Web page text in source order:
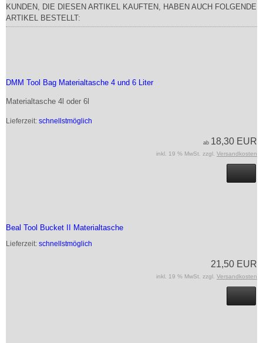
KUNDEN, DIE DIESEN ARTIKEL KAUFTEN, HABEN AUCH FOLGENDE
ARTIKEL BESTELLT:
DMM Tool Bag Materialtasche 4 und 6 Liter
Materialtasche 4l oder 6l
Lieferzeit: schnellstmöglich
ab 18,30 EUR
inkl. 19 % MwSt. zzgl. Versandkosten
Beal Tool Bucket II Materialtasche
Lieferzeit: schnellstmöglich
21,50 EUR
inkl. 19 % MwSt. zzgl. Versandkosten